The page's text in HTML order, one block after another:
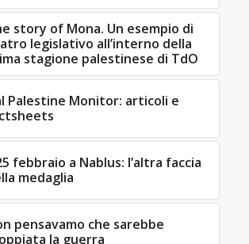
story of Mona. Un esempio di
legislativo all’interno della
stagione palestinese di TdO
Palestine Monitor: articoli e
febbraio a Nablus: l’altra faccia
medaglia
pensavamo che sarebbe
la guerra